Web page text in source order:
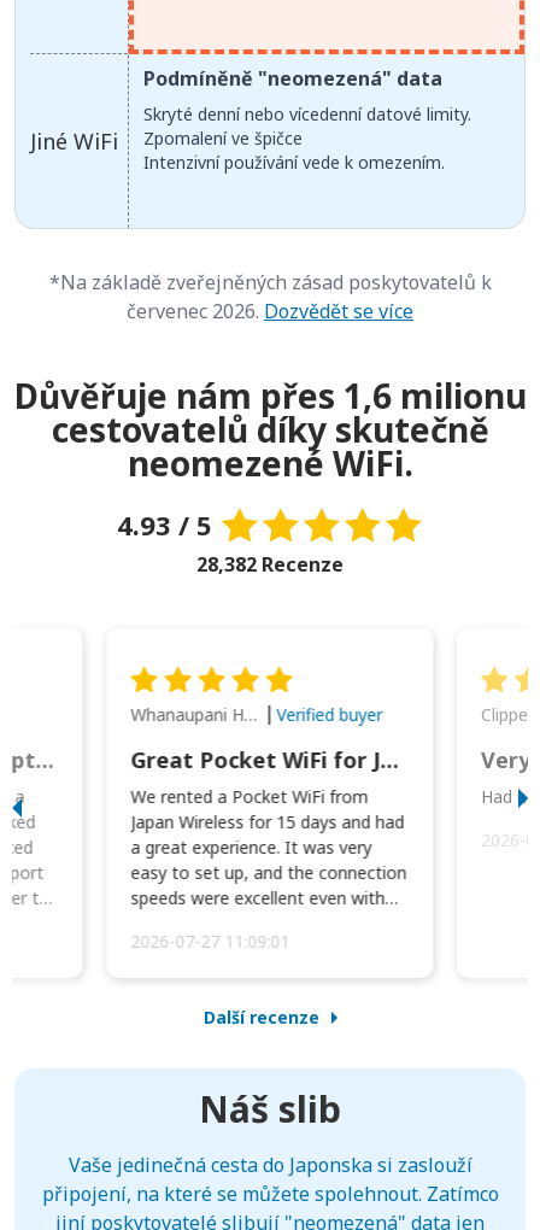
Jiné WiFi
Podmíněně "neomezená" data
Skryté denní nebo vícedenní datové limity.
Zpomalení ve špičce
Intenzivní používání vede k omezením.
*Na základě zveřejněných zásad poskytovatelů k
červenec 2026. Dozvědět se více
Důvěřuje nám přes 1,6 milionu
cestovatelů díky skutečně
neomezené WiFi.
4.93 / 5
28,382 Recenze
This was wonderful option to a family of four. Everything worked smoothly.
a
to
Whanaupani Henry Joseph Macown Verified buyer
Great Pocket WiFi for Japan Travel
We rented a Pocket WiFi from
Japan Wireless for 15 days and had
a great experience. It was very
easy to set up, and the connection
speeds were excellent even with
2026-07-27 11:09:01
Very
Had
2026-
Další recenze
Náš slib
Vaše jedinečná cesta do Japonska si zaslouží
připojení, na které se můžete spolehnout. Zatímco
jiní poskytovatelé slibují "neomezená" data jen